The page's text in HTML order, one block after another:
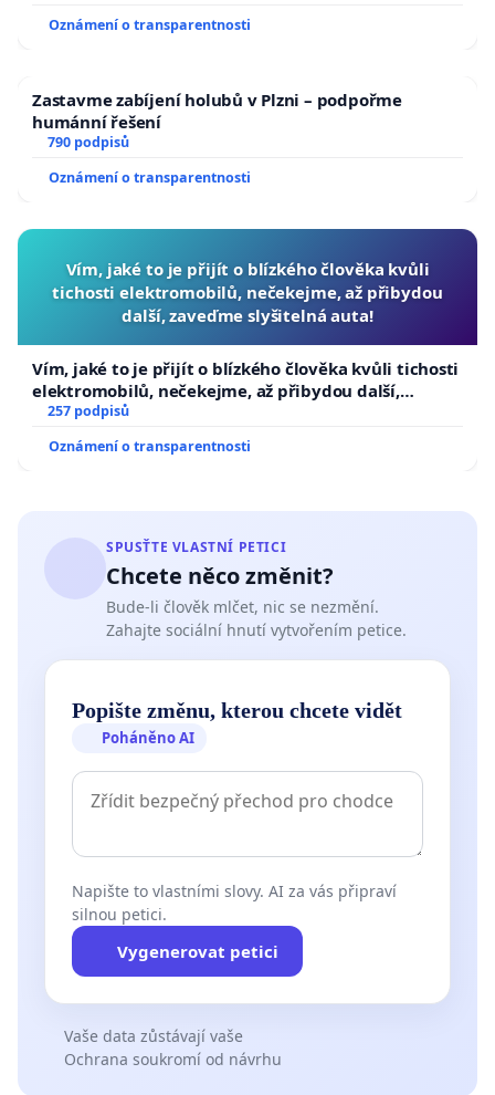
Oznámení o transparentnosti
Zastavme zabíjení holubů v Plzni – podpořme
humánní řešení
790 podpisů
Oznámení o transparentnosti
Vím, jaké to je přijít o blízkého člověka kvůli
tichosti elektromobilů, nečekejme, až přibydou
další, zaveďme slyšitelná auta!
Vím, jaké to je přijít o blízkého člověka kvůli tichosti
elektromobilů, nečekejme, až přibydou další,
zaveďme slyšitelná auta!
257 podpisů
Oznámení o transparentnosti
SPUSŤTE VLASTNÍ PETICI
Chcete něco změnit?
Bude-li člověk mlčet, nic se nezmění.
Zahajte sociální hnutí vytvořením petice.
Popište změnu, kterou chcete vidět
Poháněno AI
Napište to vlastními slovy. AI za vás připraví
silnou petici.
Vygenerovat petici
Vaše data zůstávají vaše
Ochrana soukromí od návrhu